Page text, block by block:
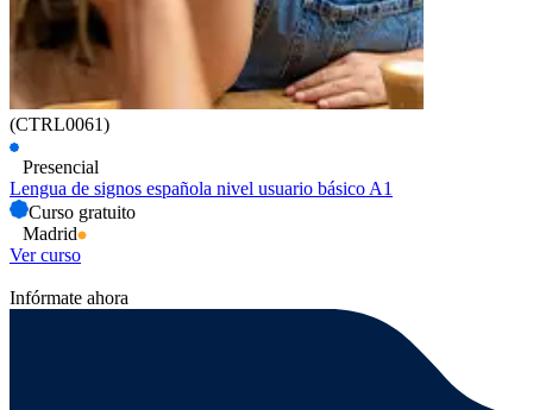
(CTRL0061)
Presencial
Lengua de signos española nivel usuario básico A1
Curso gratuito
Madrid
Ver curso
Infórmate ahora